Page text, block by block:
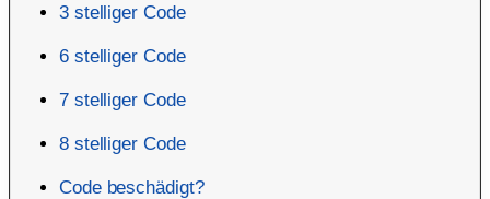
3 stelliger Code
6 stelliger Code
7 stelliger Code
8 stelliger Code
Code beschädigt?